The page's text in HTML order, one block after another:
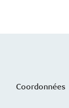
Coordonnées